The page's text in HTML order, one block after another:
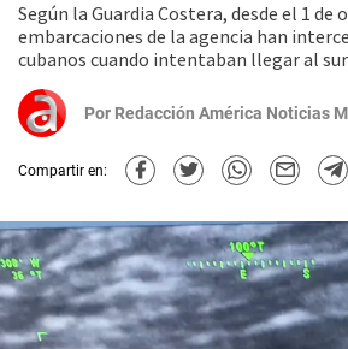
Según la Guardia Costera, desde el 1 de
embarcaciones de la agencia han
cubanos cuando intentaban llegar al sur
Por Redacción América Noticias
Compartir en: